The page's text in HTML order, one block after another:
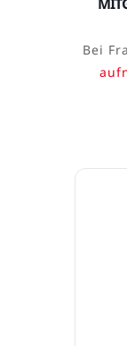
Bei